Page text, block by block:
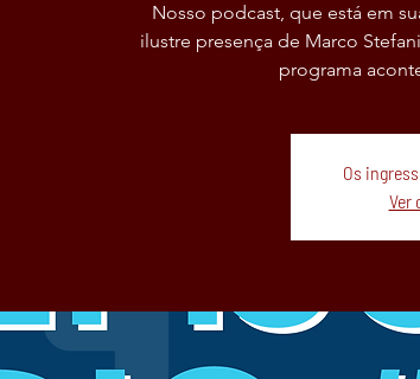
Nosso podcast, que está em
ilustre presença de Marco
programa
Os
Ver